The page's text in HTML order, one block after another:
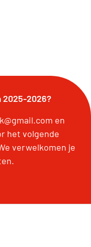
2026?
en
het volgende
verwelkomen je